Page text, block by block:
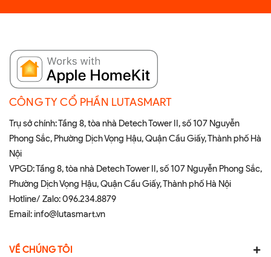
CÔNG TY CỔ PHẦN LUTASMART
Trụ sở chính: Tầng 8, tòa nhà Detech Tower II, số 107 Nguyễn
Phong Sắc, Phường Dịch Vọng Hậu, Quận Cầu Giấy, Thành phố Hà
Nội
VPGD: Tầng 8, tòa nhà Detech Tower II, số 107 Nguyễn Phong Sắc,
Phường Dịch Vọng Hậu, Quận Cầu Giấy, Thành phố Hà Nội
Hotline/ Zalo:096.234.8879
Email:info@lutasmart.vn
VỀ CHÚNG TÔI